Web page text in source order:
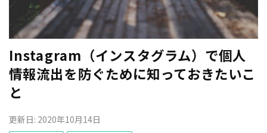
Instagram（インスタグラム）で個人
情報流出を防ぐために知っておきたいこ
と
更新日: 2020年10月14日